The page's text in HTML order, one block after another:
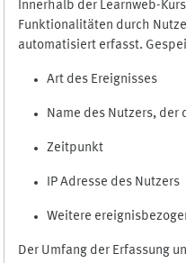
Innerhalb der Learnweb-
Funktionalitäten durch
automatisiert erfasst.
Art des Ereignisses
Name des Nutzers, der
Zeitpunkt
IP Adresse des Nutzers
Weitere
Der Umfang der Erfassung